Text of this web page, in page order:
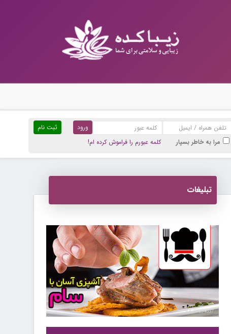
ثبت نام
مرا به خاطر بسپار
کلمه عبورم را فراموش کرده ام!
تبلیغات
30254037